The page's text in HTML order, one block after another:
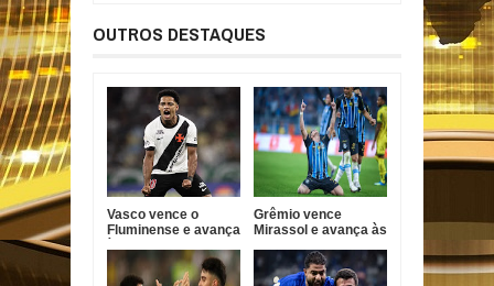
OUTROS DESTAQUES
Vasco vence o
Fluminense e avança
do Brasil
Grêmio vence
Mirassol e avança às
Brasil